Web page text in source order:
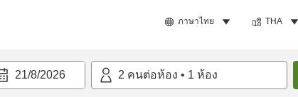
ภาษาไทย THA
21/8/2026 2 คนต่อห้อง • 1 ห้อง